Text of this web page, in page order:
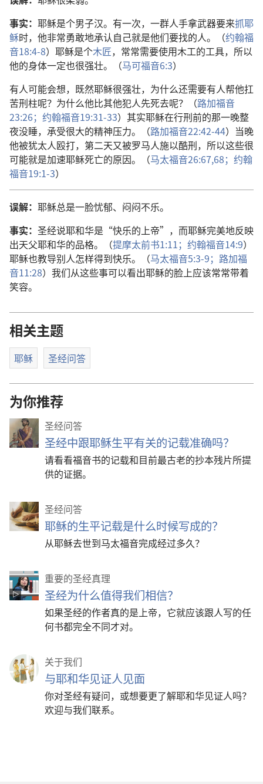
事实： 耶稣是个男子汉。有一次，一群人手拿武器要来抓耶
稣时，他非常勇敢地承认自己就是他们要找的人。（约翰福
音18:4-8）耶稣是个木匠，常常需要使用木工的工具，所以
他的身体一定也很强壮。（马可福音6:3）
有人可能会想，既然耶稣很强壮，为什么还需要有人帮他扛
苦刑柱呢？为什么他比其他犯人先死去呢？（路加福音
23:26； 约翰福音19:31-33）其实耶稣在行刑前的那一晚整
夜没睡，承受很大的精神压力。（路加福音22:42-44）当晚
他被犹太人殴打，第二天又被罗马人施以酷刑，所以这些很
可能就是加速耶稣死亡的原因。（马太福音26:67,68； 约翰
福音19:1-3）
误解： 耶稣总是一脸忧郁、闷闷不乐。
事实： 圣经说耶和华是“快乐的上帝”，而耶稣完美地反映
出天父耶和华的品格。（提摩太前书1:11； 约翰福音14:9）
耶稣也教导别人怎样得到快乐。（马太福音5:3-9； 路加福
音11:28）我们从这些事可以看出耶稣的脸上应该常常带着
笑容。
相关主题
耶稣 圣经问答
为你推荐
圣经问答
圣经中跟耶稣生平有关的记载准确吗？
请看看福音书的记载和目前最古老的抄本残片所提
供的证据。
圣经问答
耶稣的生平记载是什么时候写成的？
从耶稣去世到马太福音完成经过多久？
重要的圣经真理
圣经为什么值得我们相信？
如果圣经的作者真的是上帝，它就应该跟人写的任
何书都完全不同才对。
关于我们
与耶和华见证人见面
你对圣经有疑问，或想要更了解耶和华见证人吗？
欢迎与我们联系。